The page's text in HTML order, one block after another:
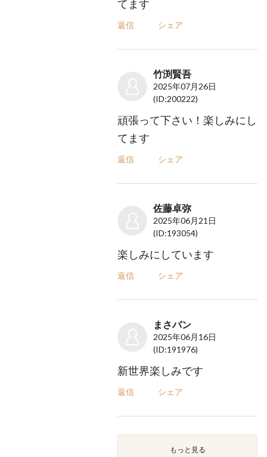
てます
返信 シェア
竹渕賢吾
2025年07月26日
(ID:200222)
頑張って下さい！楽しみにし
てます
返信 シェア
佐藤卓弥
2025年06月21日
(ID:193054)
楽しみにしています
返信 シェア
まさバン
2025年06月16日
(ID:191976)
新世界楽しみです
返信 シェア
もっと見る